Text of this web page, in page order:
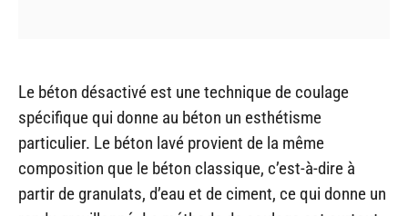
Le béton désactivé est une technique de coulage
spécifique qui donne au béton un esthétisme
particulier. Le béton lavé provient de la même
composition que le béton classique, c’est-à-dire à
partir de granulats, d’eau et de ciment, ce qui donne un